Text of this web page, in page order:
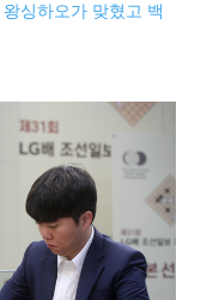
싱하오가 맞혔고 백